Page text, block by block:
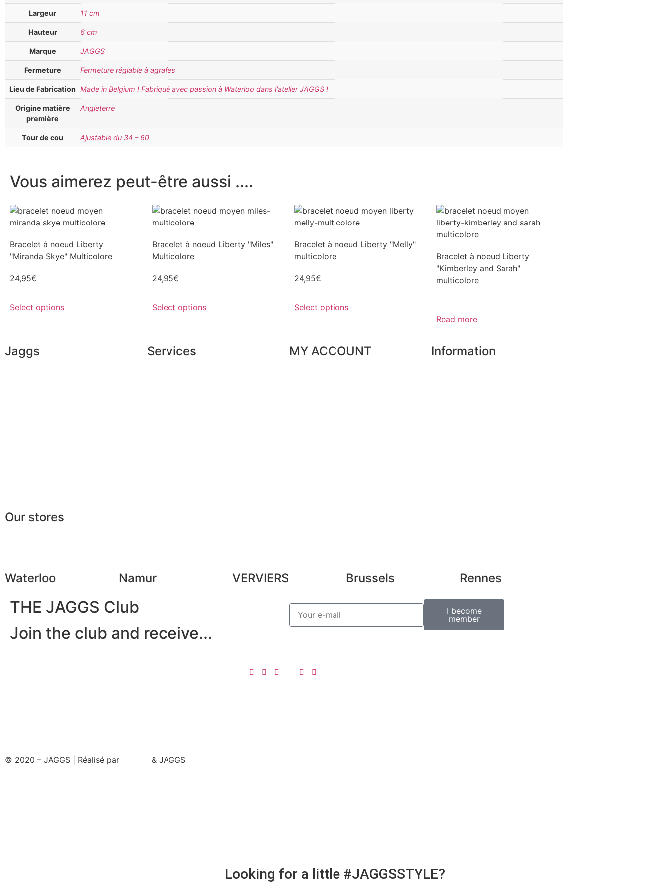
Largeur 11 cm
Hauteur 6 cm
Marque JAGGS
Fermeture Fermeture réglable à agrafes
Lieu de Fabrication Made in Belgium ! Fabriqué avec passion à Waterloo dans l'atelier JAGGS !
Origine matière
première
Angleterre
Tour de cou Ajustable du 34 – 60
Vous aimerez peut-être aussi ....
Bracelet à noeud Liberty
"Miranda Skye" Multicolore
24,95€
Select options
Bracelet à noeud Liberty "Miles"
Multicolore
24,95€
Select options
Bracelet à noeud Liberty "Melly"
multicolore
24,95€
Select options
Bracelet à noeud Liberty
"Kimberley and Sarah"
multicolore
Read more
Jaggs Services MY ACCOUNT Information
Our stores
Waterloo Namur VERVIERS Brussels Rennes
THE JAGGS Club
Join the club and receive...
I become
member
© 2020 – JAGGS | Réalisé par & JAGGS
Looking for a little #JAGGSSTYLE?